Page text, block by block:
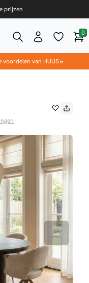
prijzen
0
voordelen van HUUS»